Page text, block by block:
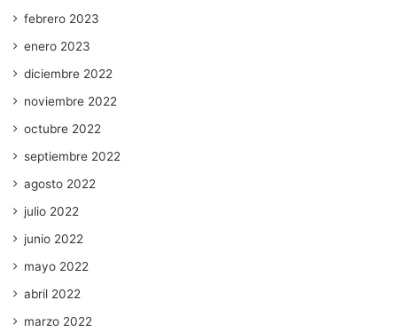
febrero 2023
enero 2023
diciembre 2022
noviembre 2022
octubre 2022
septiembre 2022
agosto 2022
julio 2022
junio 2022
mayo 2022
abril 2022
marzo 2022